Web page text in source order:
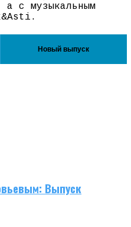
а с музыкальным
Новый выпуск
Выпуск